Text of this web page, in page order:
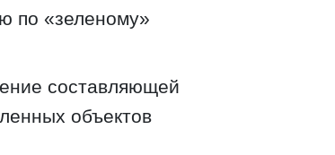
по «зеленому»
составляющей
объектов